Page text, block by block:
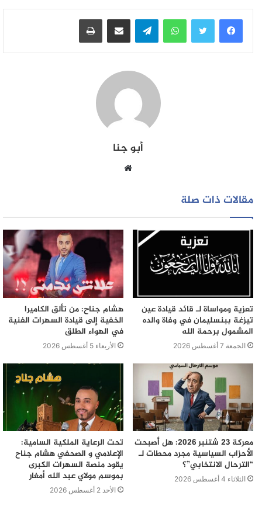
والمبادئ والقواعد العامة للدليل العملي لتدبير حالات الإضراب
عن الطعام بالمؤسسات السجنية بالمغرب، من طرف الأستاذ
عبد الرفيع حمضي، مدير مديرية الحماية والرصد بالمجلس
تقديم الدكتور توفيق أبطال، عن رئيس قسم الرعاية الصحية
بالمندوبية العامة لإدارة السجون وإعادة الإدماج.
واتساب تيلقرام مشاركة عبر البريد طباعة
أبو جنا
مقالات ذات صلة
تعزية ومواساة لـ قائد قيادة عين
تيزغة ببنسليمان في وفاة والده
المشمول برحمة الله
الجمعة 7 أغسطس 2026
هشام جناح: من تألق الكاميرا
الخفية إلى قيادة السهرات الفنية
في الهواء الطلق
الأربعاء 5 أغسطس 2026
معركة 23 شتنبر 2026: هل أصبحت
الأحزاب السياسية مجرد محطات لـ
“الترحال الانتخابي”؟
الثلاثاء 4 أغسطس 2026
تحت الرعاية الملكية السامية:
الإعلامي و الصحفي هشام جناح
يقود منصة السهرات الكبرى
بموسم مولاي عبد الله أمغار
الأحد 2 أغسطس 2026